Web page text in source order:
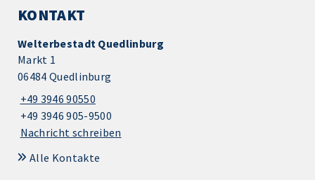
KONTAKT
Welterbestadt Quedlinburg
Markt 1
06484 Quedlinburg
+49 3946 90550
+49 3946 905-9500
Nachricht schreiben
Alle Kontakte